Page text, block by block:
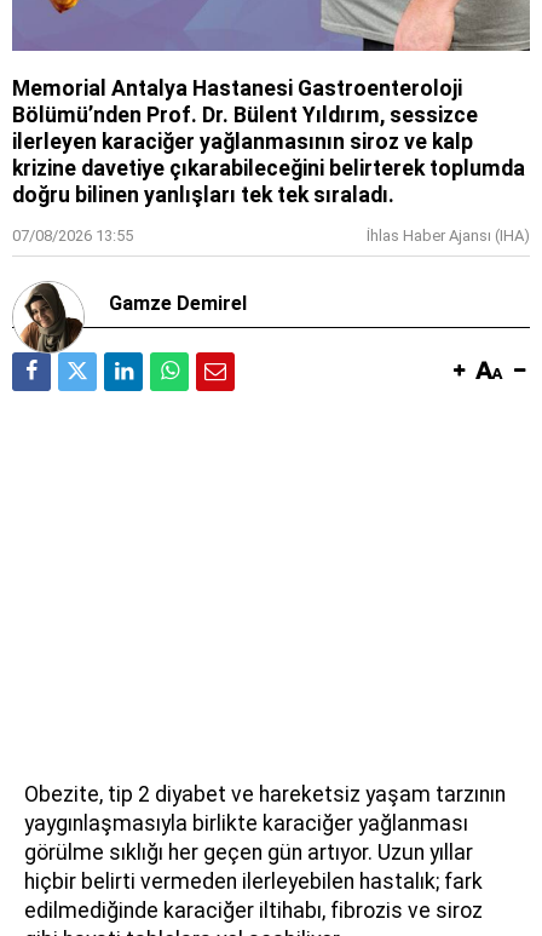
Memorial Antalya Hastanesi Gastroenteroloji
Bölümü’nden Prof. Dr. Bülent Yıldırım, sessizce
ilerleyen karaciğer yağlanmasının siroz ve kalp
krizine davetiye çıkarabileceğini belirterek toplumda
doğru bilinen yanlışları tek tek sıraladı.
07/08/2026 13:55 İhlas Haber Ajansı (IHA)
Gamze Demirel
Obezite, tip 2 diyabet ve hareketsiz yaşam tarzının
yaygınlaşmasıyla birlikte karaciğer yağlanması
görülme sıklığı her geçen gün artıyor. Uzun yıllar
hiçbir belirti vermeden ilerleyebilen hastalık; fark
edilmediğinde karaciğer iltihabı, fibrozis ve siroz